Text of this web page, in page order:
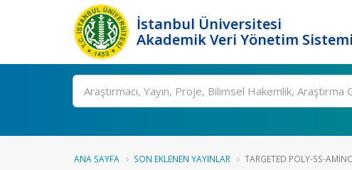
İstanbul Üniversitesi
Akademik Veri Yönetim Sistemi
Ara
ANA SAYFA SON EKLENEN YAYINLAR TARGETED POLY-SS-